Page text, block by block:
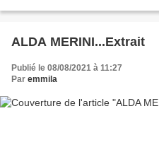
ALDA MERINI...Extrait
Publié le 08/08/2021 à 11:27
Par emmila